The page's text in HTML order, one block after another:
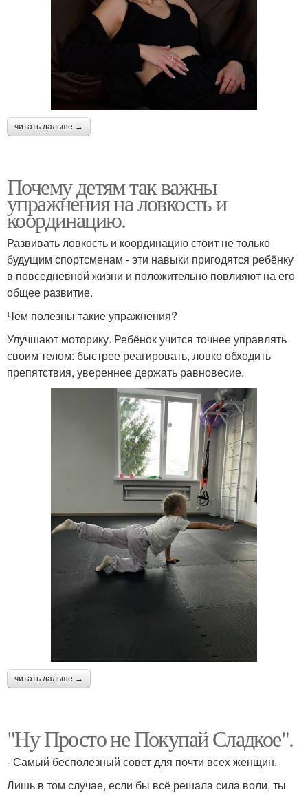
читать дальше →
Почему детям так важны
упражнения на ловкость и
координацию.
Развивать ловкость и координацию стоит не только
будущим спортсменам - эти навыки пригодятся ребёнку
в повседневной жизни и положительно повлияют на его
общее развитие.
Чем полезны такие упражнения?
Улучшают моторику. Ребёнок учится точнее управлять
своим телом: быстрее реагировать, ловко обходить
препятствия, увереннее держать равновесие.
читать дальше →
"Ну Просто не Покупай Сладкое".
- Самый бесполезный совет для почти всех женщин.
Лишь в том случае, если бы всё решала сила воли, ты